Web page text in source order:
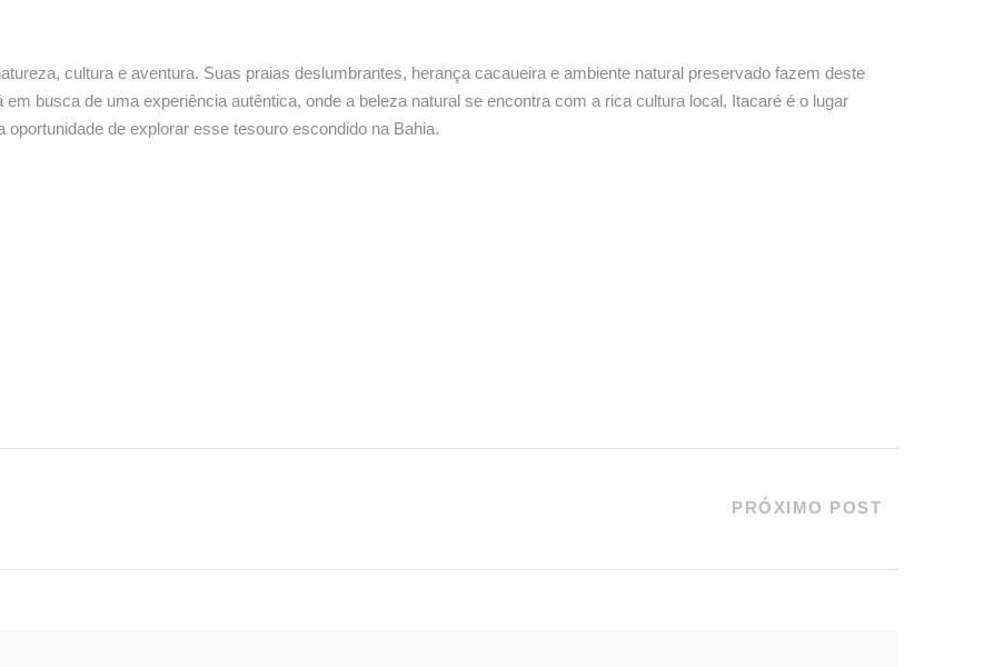
cultura e aventura. Suas praias deslumbrantes, herança cacaueira e ambiente natural preservado fazem deste
busca de uma experiência autêntica, onde a beleza natural se encontra com a rica cultura local, Itacaré é o lugar
de explorar esse tesouro escondido na Bahia.
PRÓXIMO POST